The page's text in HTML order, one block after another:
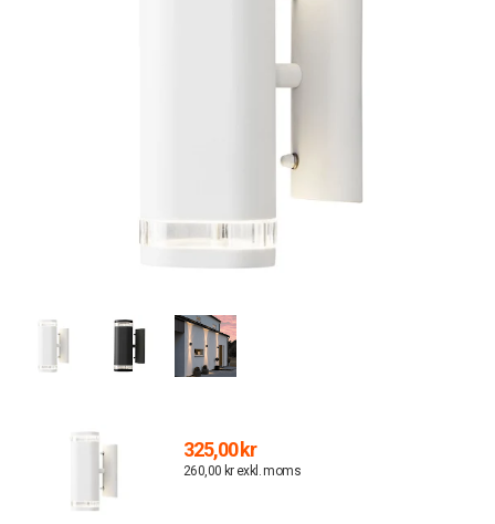
325,00 kr
260,00 kr exkl. moms